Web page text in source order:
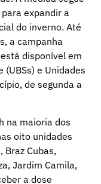
expandir a
do inverno. Até
a campanha
disponível em
(UBSs) e Unidades
de segunda a
na maioria dos
oito unidades
Cubas,
Jardim Camila,
a dose